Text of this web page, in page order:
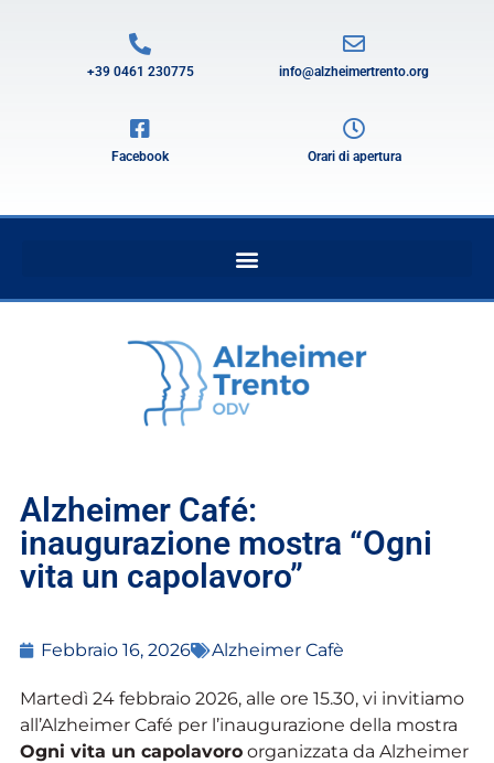
+39 0461 230775 info@alzheimertrento.org
Facebook Orari di apertura
Alzheimer Café:
inaugurazione mostra “Ogni
vita un capolavoro”
Febbraio 16, 2026 Alzheimer Cafè
Martedì 24 febbraio 2026, alle ore 15.30, vi invitiamo
all’Alzheimer Café per l’inaugurazione della mostra
Ogni vita un capolavoroorganizzata da Alzheimer